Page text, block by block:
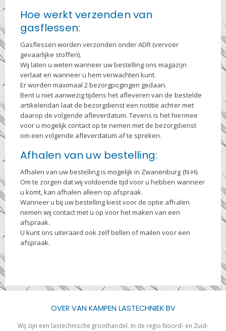
Hoe werkt verzenden van
gasflessen:
Gasflessen worden verzonden onder ADR (vervoer
gevaarlijke stoffen).
Wij laten u weten wanneer uw bestelling ons magazijn
verlaat en wanneer u hem verwachten kunt.
Er worden maximaal 2 bezorgpogingen gedaan.
Bent u niet aanwezig tijdens het afleveren van de bestelde
artikelendan laat de bezorgdienst een notitie achter met
daarop de volgende afleverdatum. Tevens is het hiermee
voor u mogelijk contact op te nemen met de bezorgdienst
om een volgende afleverdatum af te spreken.
Afhalen van uw bestelling:
Afhalen van uw bestelling is mogelijk in Zwanenburg (N-H).
Om te zorgen dat wij voldoende tijd voor u hebben wanneer
u komt, kan afhalen alleen op afspraak.
Wanneer u bij uw bestelling kiest voor de optie afhalen
nemen wij contact met u op voor het maken van een
afspraak.
U kunt ons uiteraard ook zelf bellen of mailen voor een
afspraak.
OVER VAN KAMPEN LASTECHNIEK BV
Wij zijn een lastechnische groothandel. In de regio Noord- en Zuid-